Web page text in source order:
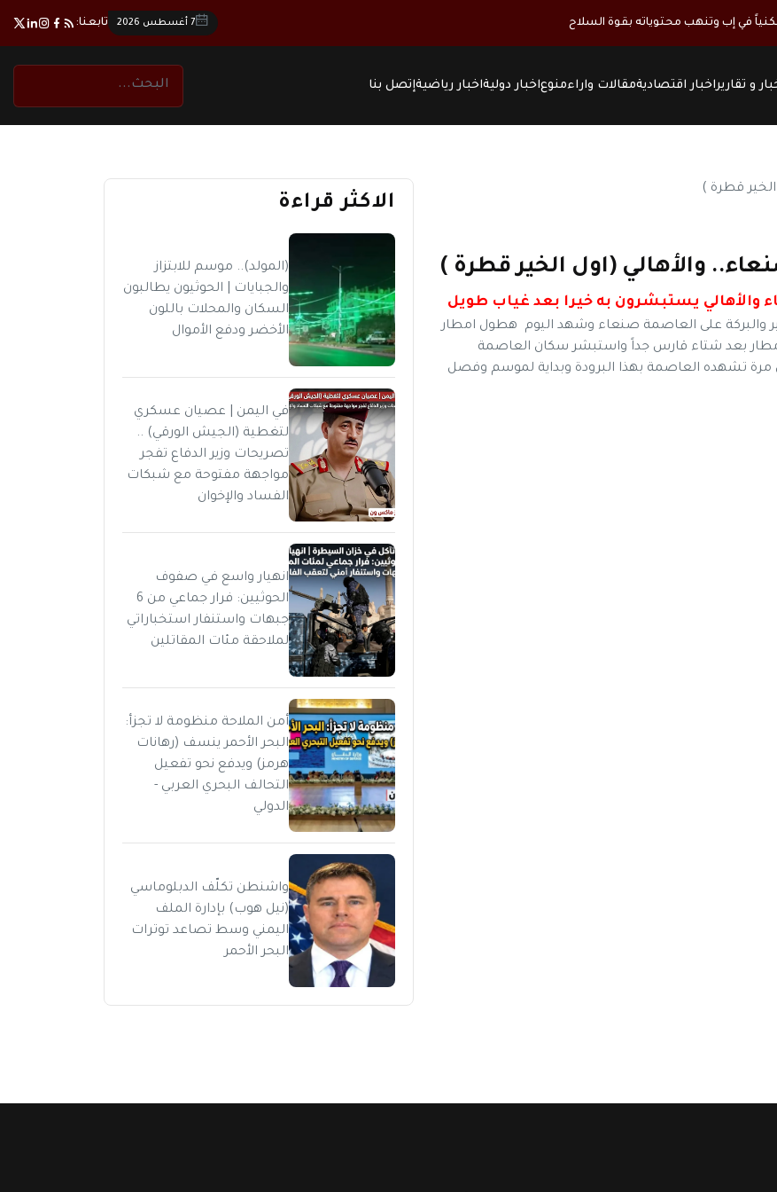
في إب وتنهب محتوياته بقوة السلاح 7 أغسطس 2026 تابعنا:
و تقاريراخبار اقتصاديةمقالات واراءمنوعاخبار دوليةاخبار رياضيةإتصل بنا
والأهالي (اول الخير قطرة )
والأهالي يستبشرون به خيرا بعد غياب طويل
والبركة على العاصمة صنعاء وشهد اليوم هطول امطار
بعد شتاء قارس جداً واستبشر سكان العاصمة
تشهده العاصمة بهذا البرودة وبداية لموسم وفصل
الاكثر قراءة
(المولد).. موسم للابتزاز
والجبايات | الحوثيون يطالبون
السكان والمحلات باللون
الأخضر ودفع الأموال
في اليمن | عصيان عسكري
لتغطية (الجيش الورقي) ..
تصريحات وزير الدفاع تفجر
مواجهة مفتوحة مع شبكات
الفساد والإخوان
انهيار واسع في صفوف
الحوثيين: فرار جماعي من 6
جبهات واستنفار استخباراتي
لملاحقة مئات المقاتلين
أمن الملاحة منظومة لا تجزأ:
البحر الأحمر ينسف (رهانات
هرمز) ويدفع نحو تفعيل
التحالف البحري العربي -
الدولي
واشنطن تكلّف الدبلوماسي
(نيل هوب) بإدارة الملف
اليمني وسط تصاعد توترات
البحر الأحمر